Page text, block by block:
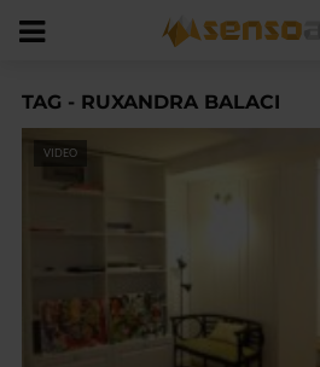
TAG - RUXANDRA BALACI
VIDEO